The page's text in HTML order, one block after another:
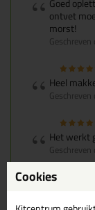
Goed
ontvet
morst!
Heel
Het werkt
Cookies